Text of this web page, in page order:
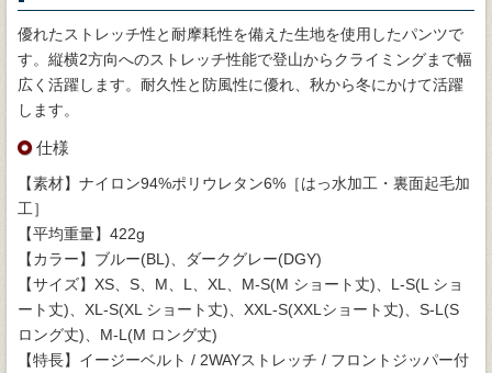
優れたストレッチ性と耐摩耗性を備えた生地を使用したパンツで
す。縦横2方向へのストレッチ性能で登山からクライミングまで幅
広く活躍します。耐久性と防風性に優れ、秋から冬にかけて活躍
します。
仕様
【素材】ナイロン94%ポリウレタン6%［はっ水加工・裏面起毛加
工］
【平均重量】422g
【カラー】ブルー(BL)、ダークグレー(DGY)
【サイズ】XS、S、M、L、XL、M-S(M ショート丈)、L-S(L ショ
ート丈)、XL-S(XL ショート丈)、XXL-S(XXLショート丈)、S-L(S
ロング丈)、M-L(M ロング丈)
【特長】イージーベルト / 2WAYストレッチ / フロントジッパー付